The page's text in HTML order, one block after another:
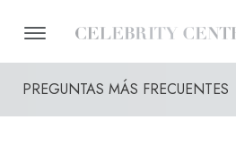
PREGUNTAS MÁS FRECUENTES